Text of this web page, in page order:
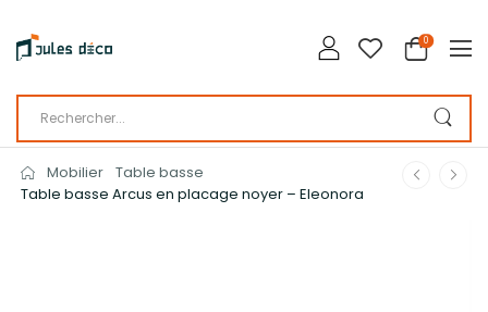
0
Mobilier Table basse
Table basse Arcus en placage noyer – Eleonora